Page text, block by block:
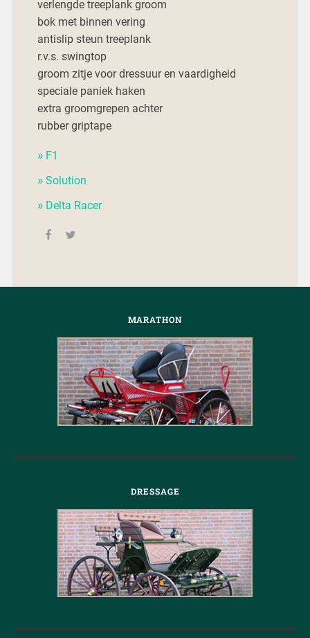
verlengde treeplank groom
bok met binnen vering
antislip steun treeplank
r.v.s. swingtop
groom zitje voor dressuur en vaardigheid
speciale paniek haken
extra groomgrepen achter
rubber griptape
F1
Solution
Delta Racer
MARATHON
DRESSAGE